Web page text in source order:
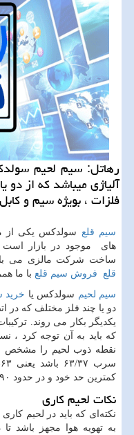
رهاتل: سیم لحیم
آلیاژی میباشد كه از دو
فلزات ، بویژه سیم و
سیم قلع سولدکس یكی از
های موجود در بازار است
ساخت شركت مالزی می
قلع
فروش سیم قلع با ما
سیم لحیم سولدکس یا خرید
دو یا چند فلز مختلف که در
یکدیگر بکار می روند.
که باید به آن توجه کرد
نقطه ذوب لحیم را مشخص
کمترین حد خود و در حدود ۱۹۰ درجه سلسیوس خواهد بود.
نکات لحیم کاری
نکته‌ای که باید در لحیم‌
به تهویه هوا مجهز باشد